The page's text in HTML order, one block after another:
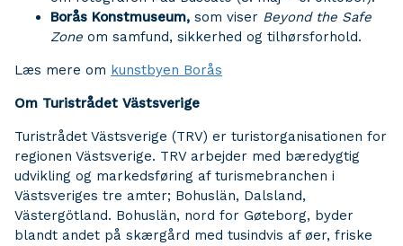
Borås Konstmuseum, som viser Beyond the Safe
Zone om samfund, sikkerhed og tilhørsforhold.
Læs mere om kunstbyen Borås
Om Turistrådet Västsverige
Turistrådet Västsverige (TRV) er turistorganisationen for
regionen Västsverige. TRV arbejder med bæredygtig
udvikling og markedsføring af turismebranchen i
Västsveriges tre amter; Bohuslän, Dalsland,
Västergötland. Bohuslän, nord for Gøteborg, byder
blandt andet på skærgård med tusindvis af øer, friske